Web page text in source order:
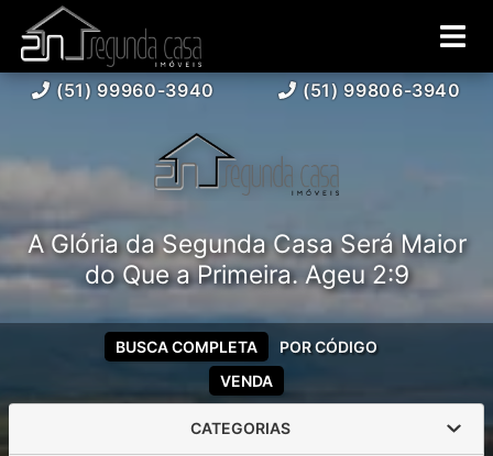
(51) 99960-3940 (51) 99806-3940
A Glória da Segunda Casa Será Maior
do Que a Primeira. Ageu 2:9
VENDA
BUSCA COMPLETA POR CÓDIGO
CATEGORIAS